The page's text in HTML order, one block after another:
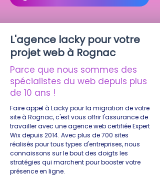
L'agence lacky pour votre
projet web à Rognac
Parce que nous sommes des
spécialistes du web depuis plus
de 10 ans !
Faire appel à Lacky pour la migration de votre
site à Rognac, c'est vous offrir l'assurance de
travailler avec une agence web certifiée Expert
Wix depuis 2014. Avec plus de 700 sites
réalisés pour tous types d'entreprises, nous
connaissons sur le bout des doigts les
stratégies qui marchent pour booster votre
présence en ligne.